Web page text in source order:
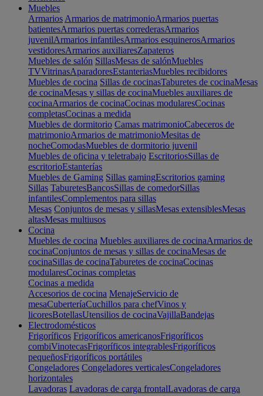
Muebles
Armarios Armarios de matrimonioArmarios puertas
batientesArmarios puertas correderasArmarios
juvenilArmarios infantilesArmarios esquinerosArmarios
vestidoresArmarios auxiliaresZapateros
Muebles de salón SillasMesas de salónMuebles
TVVitrinasAparadoresEstanteriasMuebles recibidores
Muebles de cocina Sillas de cocinasTaburetes de cocinaMesas
de cocinaMesas y sillas de cocinaMuebles auxiliares de
cocinaArmarios de cocinaCocinas modularesCocinas
completasCocinas a medida
Muebles de dormitorio Camas matrimonioCabeceros de
matrimonioArmarios de matrimonioMesitas de
nocheComodasMuebles de dormitorio juvenil
Muebles de oficina y teletrabajo EscritoriosSillas de
escritorioEstanterías
Muebles de Gaming Sillas gamingEscritorios gaming
Sillas TaburetesBancosSillas de comedorSillas
infantilesComplementos para sillas
Mesas Conjuntos de mesas y sillasMesas extensiblesMesas
altasMesas multiusos
Cocina
Muebles de cocina Muebles auxiliares de cocinaArmarios de
cocinaConjuntos de mesas y sillas de cocinaMesas de
cocinaSillas de cocinaTaburetes de cocinaCocinas
modularesCocinas completas
Cocinas a medida
Accesorios de cocina MenajeServicio de
mesaCuberteríaCuchillos para chefVinos y
licoresBotellasUtensilios de cocinaVajillaBandejas
Electrodomésticos
Frigoríficos Frigoríficos americanosFrigoríficos
combiVinotecasFrigoríficos integrablesFrigoríficos
pequeñosFrigoríficos portátiles
Congeladores Congeladores verticalesCongeladores
horizontales
Lavadoras Lavadoras de carga frontalLavadoras de carga